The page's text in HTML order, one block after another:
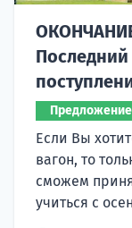
Предложение
Если Вы
вагон, то
сможем
учиться с